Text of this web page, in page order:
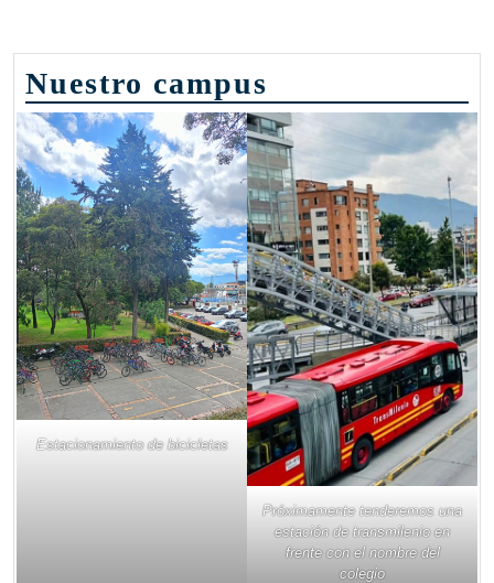
Nuestro campus
Estacionamiento de bicicletas
Próximamente tenderemos una
estación de transmilenio en
frente con el nombre del
colegio